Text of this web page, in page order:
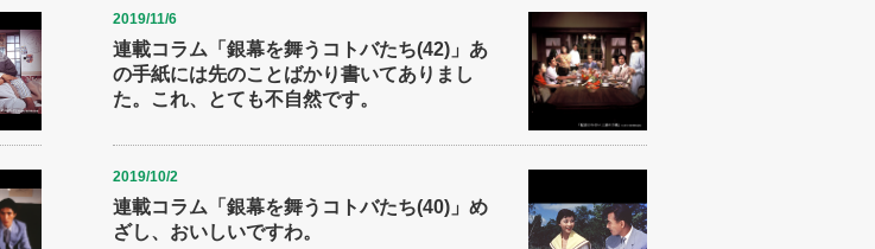
2019/11/6
連載コラム「銀幕を舞うコトバたち(42)」あ
の手紙には先のことばかり書いてありまし
た。これ、とても不自然です。
2019/10/2
連載コラム「銀幕を舞うコトバたち(40)」め
ざし、おいしいですわ。